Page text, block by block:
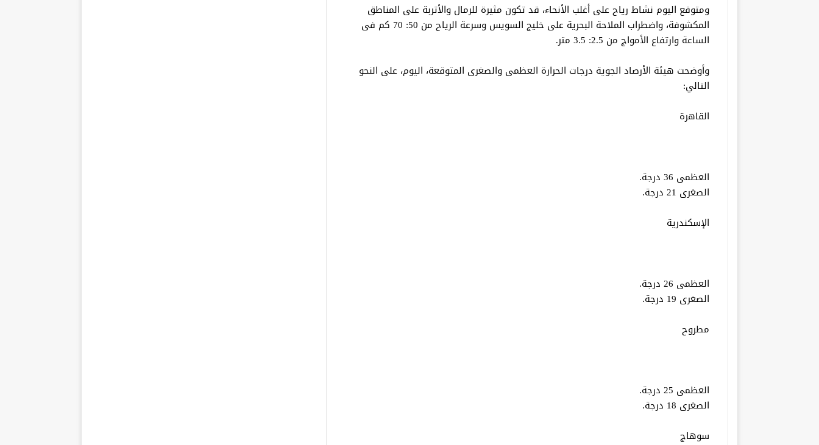
ومتوقع اليوم نشاط رياح على أغلب الأنحاء، قد تكون مثيرة للرمال والأتربة على المناطق
المكشوفة، واضطراب الملاحة البحرية على خليج السويس وسرعة الرياح من 50: 70 كم فى
الساعة وارتفاع الأمواج من 2.5: 3.5 متر.
وأوضحت هيئة الأرصاد الجوية درجات الحرارة العظمى والصغرى المتوقعة، اليوم، على النحو
التالي:
القاهرة
العظمى 36 درجة.
الصغرى 21 درجة.
الإسكندرية
العظمى 26 درجة.
الصغرى 19 درجة.
مطروح
العظمى 25 درجة.
الصغرى 18 درجة.
سوهاج